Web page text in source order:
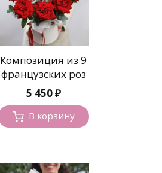
Композиция из 9
французских роз
5 450₽
В корзину